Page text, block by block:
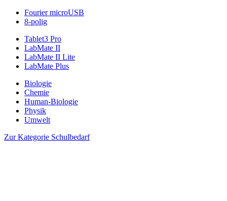
Fourier microUSB
8-polig
Tablet3 Pro
LabMate II
LabMate II Lite
LabMate Plus
Biologie
Chemie
Human-Biologie
Physik
Umwelt
Zur Kategorie Schulbedarf